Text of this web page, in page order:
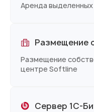
Аренда
Размещение
Размещение
центре Softline
Сервер 1С-